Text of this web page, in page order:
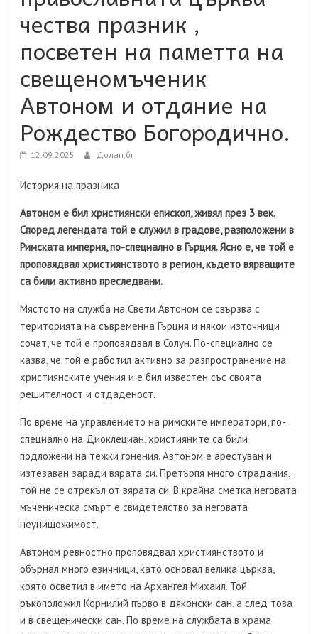
чества празник ,
посветен на паметта на
свещеномъченик
Автоном и отдание на
Рождество Богородично.
12.09.2025 Долап.бг
История на празника
Автоном е бил християнски епископ, живял през 3 век.
Според легендата той е служил в градове, разположени в
Римската империя, по-специално в Гърция. Ясно е, че той е
проповядвал християнството в регион, където вярващите
са били активно преследвани.
Мястото на служба на Свети Автоном се свързва с
територията на съвременна Гърция и някои източници
сочат, че той е проповядвал в Солун. По-специално се
казва, че той е работил активно за разпространение на
християнските учения и е бил известен със своята
решителност и отдаденост.
По време на управлението на римските императори, по-
специално на Диоклециан, християните са били
подложени на тежки гонения. Автоном е арестуван и
изтезаван заради вярата си. Претърпя много страдания,
той не се отрекъл от вярата си. В крайна сметка неговата
мъченическа смърт е свидетелство за неговата
неунищожимост.
Автоном ревностно проповядвал християнството и
обърнал много езичници, като основал велика църква,
която осветил в името на Архангел Михаил. Той
ръкоположил Корнилий първо в дяконски сан, а след това
и в свещенически сан. По време на службата в храма